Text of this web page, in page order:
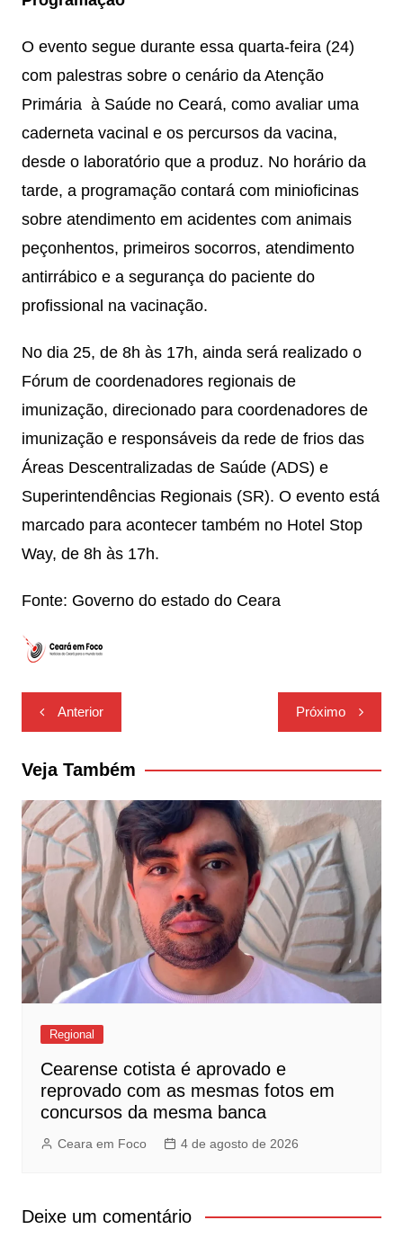
O evento segue durante essa quarta-feira (24)
com palestras sobre o cenário da Atenção
Primária à Saúde no Ceará, como avaliar uma
caderneta vacinal e os percursos da vacina,
desde o laboratório que a produz. No horário da
tarde, a programação contará com minioficinas
sobre atendimento em acidentes com animais
peçonhentos, primeiros socorros, atendimento
antirrábico e a segurança do paciente do
profissional na vacinação.
No dia 25, de 8h às 17h, ainda será realizado o
Fórum de coordenadores regionais de
imunização, direcionado para coordenadores de
imunização e responsáveis da rede de frios das
Áreas Descentralizadas de Saúde (ADS) e
Superintendências Regionais (SR). O evento está
marcado para acontecer também no Hotel Stop
Way, de 8h às 17h.
Fonte: Governo do estado do Ceara
Navegação
de
Post
Anterior Próximo
Veja Também
Regional
Cearense cotista é aprovado e
reprovado com as mesmas fotos em
concursos da mesma banca
Ceara em Foco 4 de agosto de 2026
Deixe um comentário